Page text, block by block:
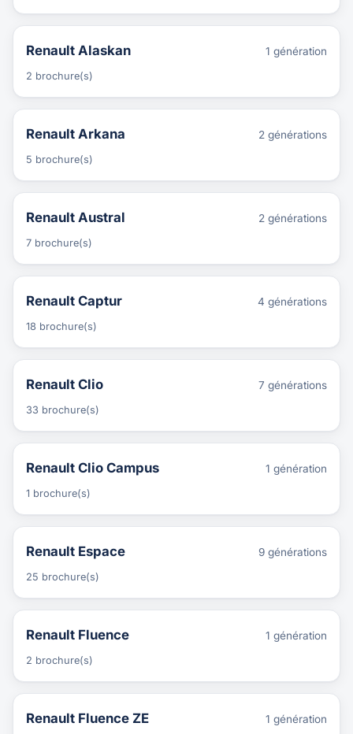
Renault Alaskan 1 génération
2 brochure(s)
Renault Arkana 2 générations
5 brochure(s)
Renault Austral 2 générations
7 brochure(s)
Renault Captur 4 générations
18 brochure(s)
Renault Clio 7 générations
33 brochure(s)
Renault Clio Campus 1 génération
1 brochure(s)
Renault Espace 9 générations
25 brochure(s)
Renault Fluence 1 génération
2 brochure(s)
Renault Fluence ZE 1 génération